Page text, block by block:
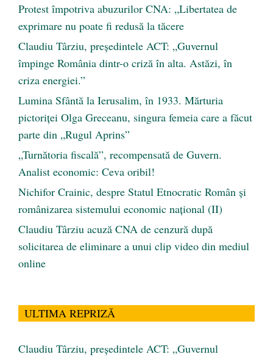
Protest împotriva abuzurilor CNA: „Libertatea de
exprimare nu poate fi redusă la tăcere
Claudiu Târziu, președintele ACT: „Guvernul
împinge România dintr-o criză în alta. Astăzi, în
criza energiei.”
Lumina Sfântă la Ierusalim, în 1933. Mărturia
pictoriței Olga Greceanu, singura femeia care a făcut
parte din „Rugul Aprins”
„Turnătoria fiscală”, recompensată de Guvern.
Analist economic: Ceva oribil!
Nichifor Crainic, despre Statul Etnocratic Român şi
românizarea sistemului economic naţional (II)
Claudiu Târziu acuză CNA de cenzură după
solicitarea de eliminare a unui clip video din mediul
online
ULTIMA REPRIZĂ
Claudiu Târziu, președintele ACT: „Guvernul